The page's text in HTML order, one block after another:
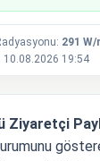
291 W/
10.08.2026 19:54
Ziyaretçi